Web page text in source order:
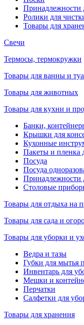
Принадлежности
Ролики для
Товары для
Свечи
Термосы, термокружки
Товары для ванны и
Товары для животных
Товары для кухни и
Банки,
Крышки для
Кухонные
Пакеты и пленка
Посуда
Посуда
Принадлежности
Столовые
Товары для отдыха на
Товары для сада и
Товары для уборки и
Ведра и тазы
Губки для мытья
Инвентарь для
Мешки и
Перчатки
Салфетки для
Товары для хранения